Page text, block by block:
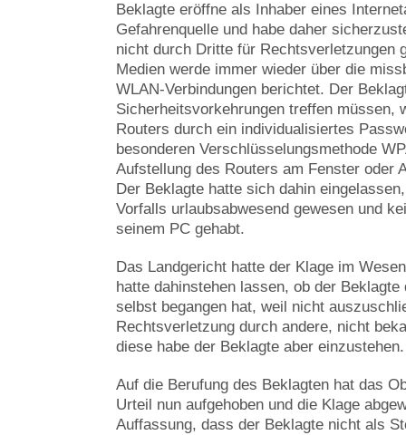
Beklagte eröffne als Inhaber eines
Gefahrenquelle und habe daher
nicht durch Dritte für Rechtsverletzungen
Medien werde immer wieder über die
WLAN-Verbindungen berichtet. Der
Sicherheitsvorkehrungen treffen müssen,
Routers durch ein individualisiertes
besonderen Verschlüsselungsmethode
Aufstellung des Routers am Fenster oder
Der Beklagte hatte sich dahin
Vorfalls urlaubsabwesend gewesen und
seinem PC gehabt.
Das Landgericht hatte der Klage im
hatte dahinstehen lassen, ob der Beklagte
selbst begangen hat, weil nicht
Rechtsverletzung durch andere, nicht
diese habe der Beklagte aber einzustehen.
Auf die Berufung des Beklagten hat das
Urteil nun aufgehoben und die Klage
Auffassung, dass der Beklagte nicht als